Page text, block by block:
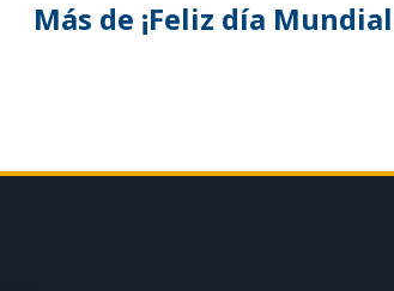
Más de ¡Feliz día